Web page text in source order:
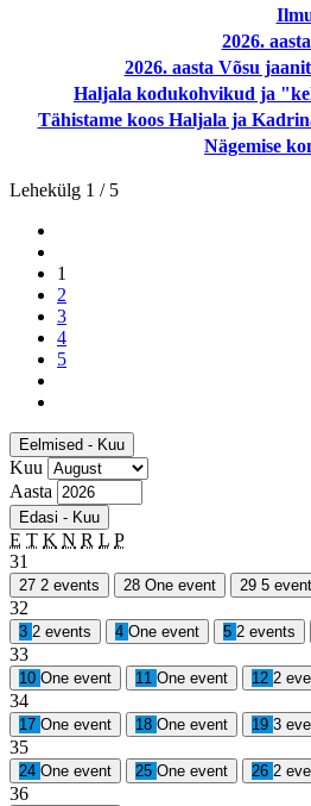
2026.
2026. aasta Võsu
Haljala kodukohvikud ja
Tähistame koos Haljala ja
Nägemise
Lehekülg 1 / 5
1
2
3
4
5
Eelmised - Kuu
Kuu
Aasta
Edasi - Kuu
E T K N R L P
31
27 2 events 28 One event 29 5
32
3 2 events 4 One event 5 2 events
33
10 One event 11 One event 12 2
34
17 One event 18 One event 19 3
35
24 One event 25 One event 26 2
36